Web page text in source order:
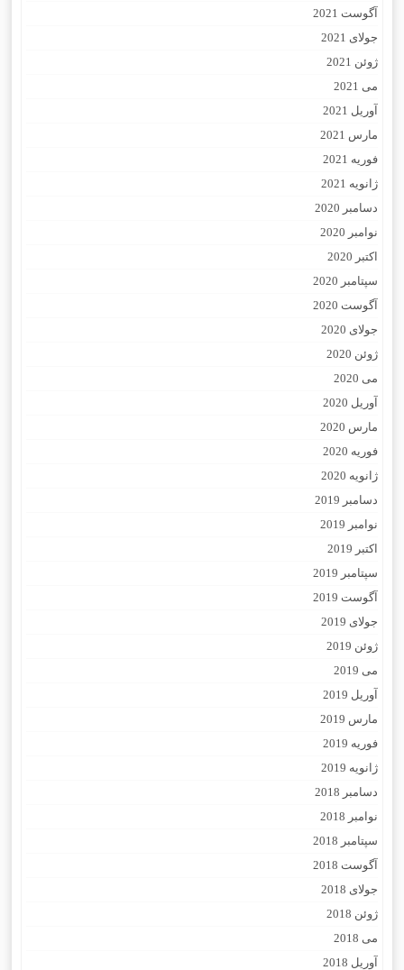
آگوست 2021
جولای 2021
ژوئن 2021
می 2021
آوریل 2021
مارس 2021
فوریه 2021
ژانویه 2021
دسامبر 2020
نوامبر 2020
اکتبر 2020
سپتامبر 2020
آگوست 2020
جولای 2020
ژوئن 2020
می 2020
آوریل 2020
مارس 2020
فوریه 2020
ژانویه 2020
دسامبر 2019
نوامبر 2019
اکتبر 2019
سپتامبر 2019
آگوست 2019
جولای 2019
ژوئن 2019
می 2019
آوریل 2019
مارس 2019
فوریه 2019
ژانویه 2019
دسامبر 2018
نوامبر 2018
سپتامبر 2018
آگوست 2018
جولای 2018
ژوئن 2018
می 2018
آوریل 2018